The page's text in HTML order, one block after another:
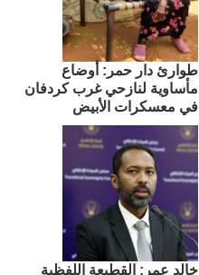
طوارئ دار حمر: أوضاع
مأساوية لنازحي غرب كردفان
في معسكرات الأبيض
​خالد عمر: القطيعة اللفظية